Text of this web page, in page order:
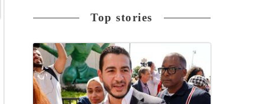
Top stories